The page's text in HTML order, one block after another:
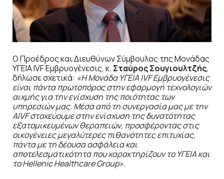
Ο Προέδρος και Διευθύνων Σύμβουλος της Μονάδας
ΥΓΕΙΑ IVF Εμβρυογένεσις, κ. Σταύρος Σουγιουλτζής,
δήλωσε σχετικά: «Η Μονάδα ΥΓΕΙΑIVFΕμβρυογένεσις
είναι πάντα πρωτοπόρος στην εφαρμογή τεχνολογιών
αιχμής για την ενίσχυση της ποιότητας των
υπηρεσιών μας. Μέσα από τη συνεργασία μας με την
AIVFστοχεύουμε στην ενίσχυση της δυνατότητας
εξατομικευμένων θεραπειών, προσφέροντας στις
οικογένειες μεγαλύτερες πιθανότητες επιτυχίας,
πάντα με τη δέουσα ασφάλεια και
αποτελεσματικότητα που χαρακτηρίζουν το ΥΓΕΙΑ και
τοHellenicHealthcareGroup».